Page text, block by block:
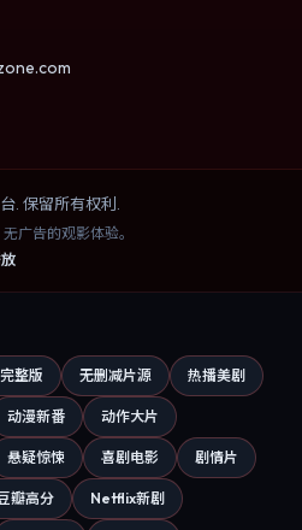
. 保留所有权利.
广告的观影体验。
整版 无删减片源 热播美剧
动漫新番 动作大片
悬疑惊悚 喜剧电影 剧情片
瓣高分 Netflix新剧